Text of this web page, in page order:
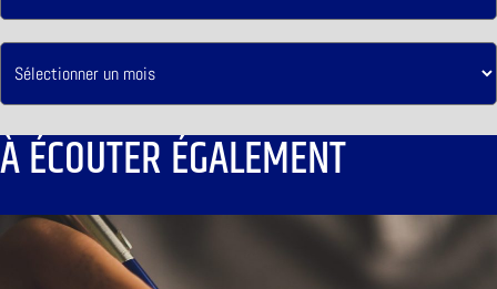
À ÉCOUTER ÉGALEMENT